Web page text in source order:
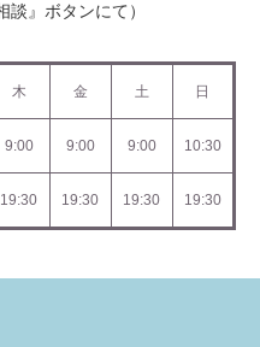
談』ボタンにて）
木 金 土 日
9:00 9:00 9:00 10:30
19:30 19:30 19:30 19:30